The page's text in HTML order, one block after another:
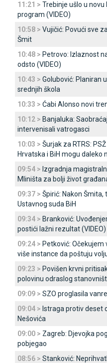
11:21 > Trebinje ušlo u
program (VIDEO)
10:58 > Vujičić: Povući sve
Šmit
10:48 > Petrovo: Izlaznost
odsto (VIDEO)
10:43 > Golubović: Planiran
srednjih škola
10:33 > Ćabi Alonso novi
10:12 > Banjaluka:
intervenisali vatrogasci
10:03 > Šurjak za RTRS:
Hrvatska i BiH mogu daleko
09:54 > Izgradnja
Mliništa za bolji život
09:37 > Špirić: Nakon
Ustavnog suda BiH
09:34 > Branković:
postići lažni rezultat (VIDEO)
09:24 > Petković:
više instance da poštuju
09:23 > Povišen krvni
polovinu odraslog
09:09 > SZO proglasila
09:04 > Istraga protiv deset
Nešovića
09:00 > Zagreb: Djevojka
pobjegao
08:56 > Stanković: